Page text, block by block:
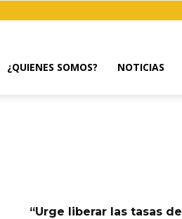
¿QUIENES SOMOS? NOTICIAS
“Urge liberar las tasas de